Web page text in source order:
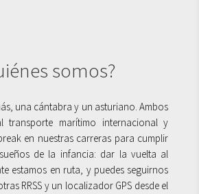
somos?
una cántabra y un asturiano. Ambos
transporte marítimo internacional y
en nuestras carreras para cumplir
de la infancia: dar la vuelta al
estamos en ruta, y puedes seguirnos
RRSS y un localizador GPS desde el